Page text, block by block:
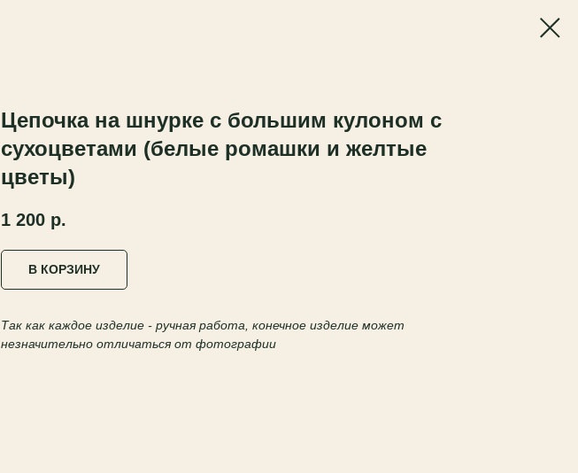
Цепочка на шнурке с большим кулоном с
сухоцветами (белые ромашки и желтые
цветы)
1 200 р.
В КОРЗИНУ
Так как каждое изделие - ручная работа, конечное изделие может
незначительно отличаться от фотографии